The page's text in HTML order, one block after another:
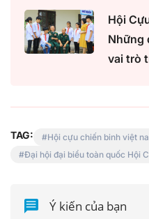
Hội
Những
vai trò
TAG: Hội cựu chiến binh việt
Đại hội đại biểu toàn quốc Hội
Ý kiến của bạn